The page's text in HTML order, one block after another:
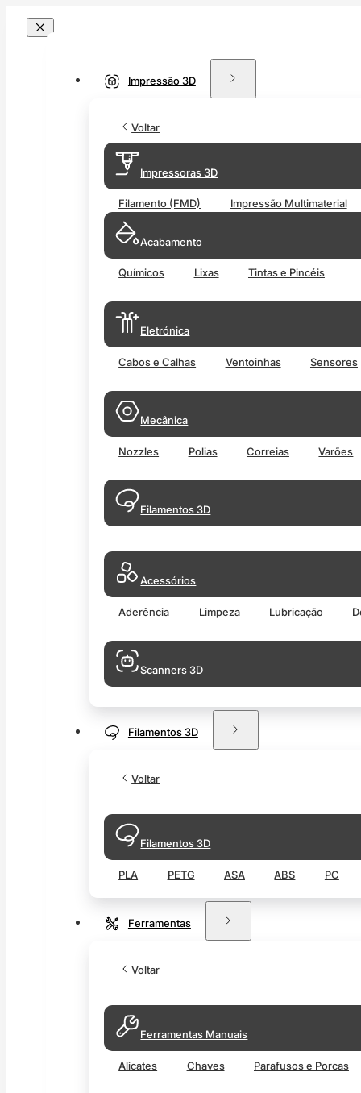
Impressão 3D
Voltar
Impressoras 3D
Filamento (FMD) Impressão Multimaterial
Acabamento
Químicos Lixas Tintas e Pincéis
Eletrónica
Cabos e Calhas Ventoinhas Sensores
Mecânica
Nozzles Polias Correias Varões
Filamentos 3D
Acessórios
Aderência Limpeza Lubricação
Scanners 3D
Filamentos 3D
Voltar
Filamentos 3D
PLA PETG ASA ABS PC
Ferramentas
Voltar
Ferramentas Manuais
Alicates Chaves Parafusos e Porcas